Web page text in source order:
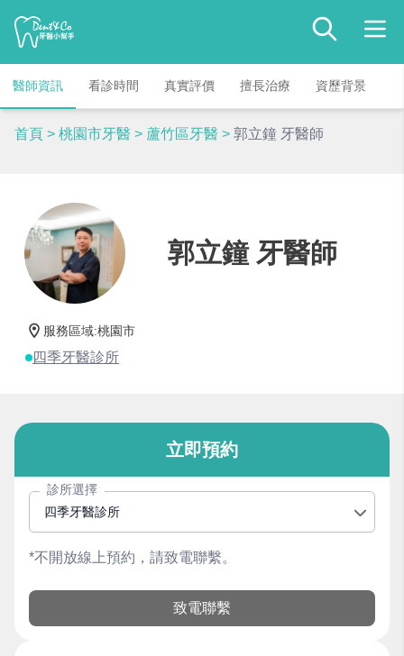
醫師資訊 看診時間 真實評價 擅長治療 資歷背景
首頁 > 桃園市牙醫 > 蘆竹區牙醫 > 郭立鐘 牙醫師
郭立鐘 牙醫師
服務區域:桃園市
四季牙醫診所
立即預約
診所選擇
四季牙醫診所
*不開放線上預約，請致電聯繫。
致電聯繫